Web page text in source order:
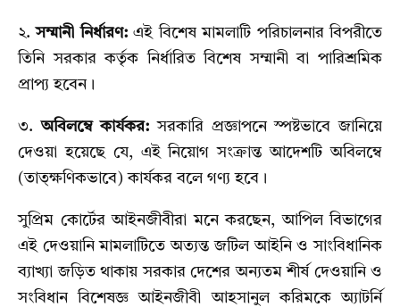
২.সম্মানী নির্ধারণ:এই বিশেষ মামলাটি পরিচালনার বিপরীতে
তিনি সরকার কর্তৃক নির্ধারিত বিশেষ সম্মানী বা পারিশ্রমিক
প্রাপ্য হবেন।
৩.অবিলম্বে কার্যকর: সরকারি প্রজ্ঞাপনে স্পষ্টভাবে জানিয়ে
দেওয়া হয়েছে যে, এই নিয়োগ সংক্রান্ত আদেশটি অবিলম্বে
(তাত্ক্ষণিকভাবে) কার্যকর বলে গণ্য হবে।
সুপ্রিম কোর্টের আইনজীবীরা মনে করছেন, আপিল বিভাগের
এই দেওয়ানি মামলাটিতে অত্যন্ত জটিল আইনি ও সাংবিধানিক
ব্যাখ্যা জড়িত থাকায় সরকার দেশের অন্যতম শীর্ষ দেওয়ানি ও
সংবিধান বিশেষজ্ঞ আইনজীবী আহসানুল করিমকে অ্যাটর্নি